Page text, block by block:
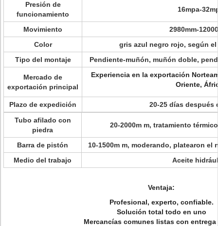
Presión de
funcionamiento
16mpa-
Movimiento
2980mm-
Color
gris azul negro rojo, según
Tipo del montaje
Pendiente-muñón, muñón doble,
Mercado de
exportación principal
Experiencia en la exportación
Oriente,
Plazo de expedición
20-25 días después
Tubo afilado con
piedra
20-2000m m, tratamiento
Barra de pistón
10-1500m m, moderando, platearon el
Medio del trabajo
Aceite
Ventaja:
Profesional, experto, confiable.
Solución total todo en uno
Mercancías comunes listas con entrega